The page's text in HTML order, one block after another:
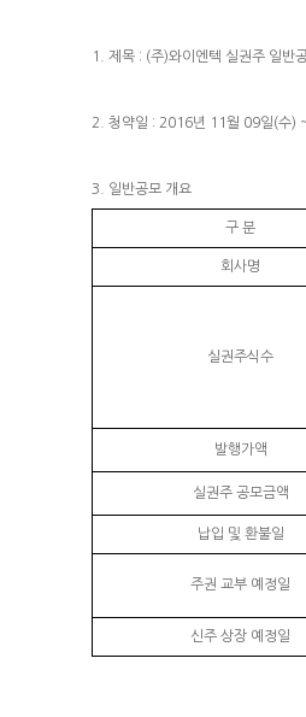
1. 제목 : (주)와이엔텍 실권주 일반
2. 청약일 : 2016년 11월 09일(수)
3. 일반공모 개요
구 분
회사명
실권주식수
발행가액
실권주 공모금액
납입 및 환불일
주권 교부 예정일
신주 상장 예정일